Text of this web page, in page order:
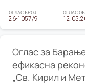
ОГЛАС БРОЈ
26-1057/9
ОГЛАС
Оглас за
ефикасна
„Св. Кирил и